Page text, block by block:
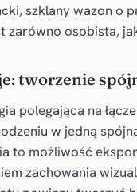
szklany wazon o
osobista,
tworzenie
polegająca na
w jedną
to możliwość
zachowania